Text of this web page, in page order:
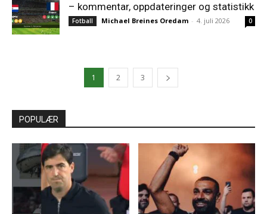
– kommentar, oppdateringer og statistikk
Fotball Michael Breines Oredam - 4. juli 2026 0
1 2 3
POPULÆR